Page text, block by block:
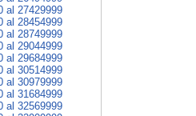
al 27429999
al 28454999
al 28749999
al 29044999
al 29684999
al 30514999
al 30979999
al 31684999
al 32569999